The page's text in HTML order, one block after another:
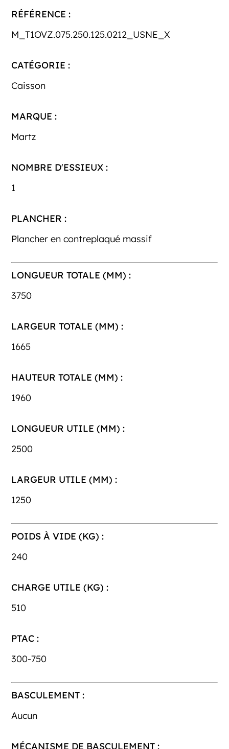
RÉFÉRENCE :
M_T1OVZ.075.250.125.0212_USNE_X
CATÉGORIE :
Caisson
MARQUE :
Martz
NOMBRE D'ESSIEUX :
1
PLANCHER :
Plancher en contreplaqué massif
LONGUEUR TOTALE (MM) :
3750
LARGEUR TOTALE (MM) :
1665
HAUTEUR TOTALE (MM) :
1960
LONGUEUR UTILE (MM) :
2500
LARGEUR UTILE (MM) :
1250
POIDS À VIDE (KG) :
240
CHARGE UTILE (KG) :
510
PTAC :
300-750
BASCULEMENT :
Aucun
MÉCANISME DE BASCULEMENT :